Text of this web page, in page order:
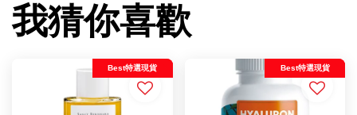
我猜你喜歡
Best特選現貨 Best特選現貨